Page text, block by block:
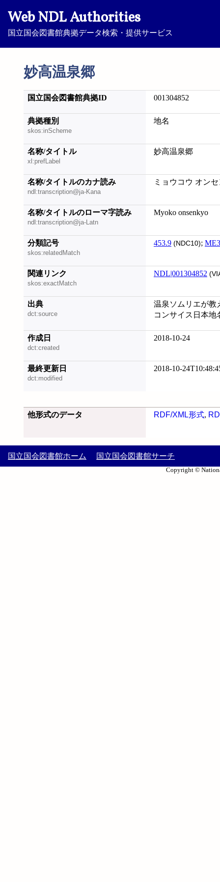
Web NDL Authorities
国立国会図書館典拠データ検索・提供サービス
妙高温泉郷
国立国会図書館典拠ID 001304852
典拠種別
skos:inScheme
地名
名称/タイトル
xl:prefLabel
妙高温泉郷
名称/タイトルのカナ読み
ndl:transcription@ja-Kana
ミョウコウ オン
名称/タイトルのローマ字読み
ndl:transcription@ja-Latn
Myoko onsenkyo
分類記号
skos:relatedMatch
453.9 (NDC10);
関連リンク
skos:exactMatch
NDL|001304852
出典
dct:source
温泉ソムリエが教
コンサイス日本地
作成日
dct:created
2018-10-24
最終更新日
dct:modified
2018-10-
他形式のデータ RDF/XML形式,
国立国会図書館ホーム 国立国会図書館サーチ
Copyright ©